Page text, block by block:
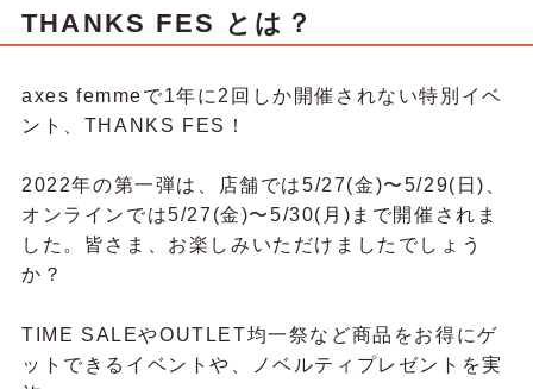
THANKS FES とは？
axes femmeで1年に2回しか開催されない特別イベ
ント、THANKS FES！
2022年の第一弾は、店舗では5/27(金)〜5/29(日)、
オンラインでは5/27(金)〜5/30(月)まで開催されま
した。皆さま、お楽しみいただけましたでしょう
か？
TIME SALEやOUTLET均一祭など商品をお得にゲ
ットできるイベントや、ノベルティプレゼントを実